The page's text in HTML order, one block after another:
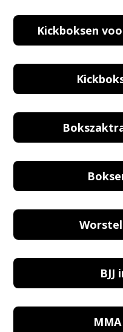
Kickboksen
BJJ